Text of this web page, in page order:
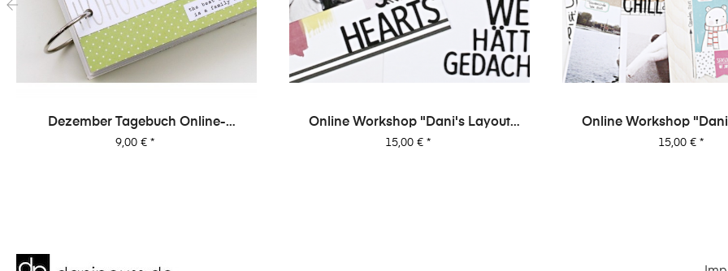
Online Workshop "Dani's Layout
Sixpack" Vol. 2
Preis
15,00 € *
Online Workshop "Dani's Layout
Sixpack" Vol. 1
Preis
15,00 €*
Online-Workshop - 3
Dani
Preis
20,00 €*